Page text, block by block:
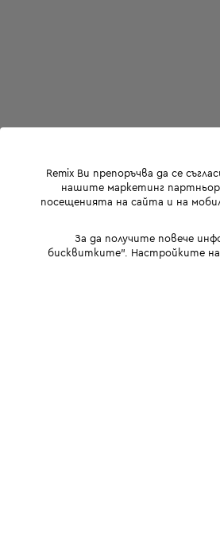
Remix Ви препоръчва да се
нашите маркетинг
посещенията на сайта и на
За да получите повече
бисквитките". Настройките